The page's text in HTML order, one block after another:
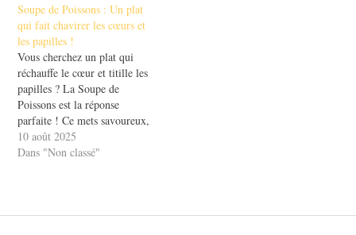
personnel. Imaginez chaque
ingrédient comme une
expérience de vie, chaque
épice comme un défi à
relever. Dans…
Soupe de Poissons : Un plat
qui fait chavirer les cœurs et
les papilles !
Vous cherchez un plat qui
réchauffe le cœur et titille les
papilles ? La Soupe de
Poissons est la réponse
parfaite ! Ce mets savoureux,
riche en histoire et en saveurs,
évoque des souvenirs
bouillabaisse marseillaise
10 août 2025
Dans "Non classé"